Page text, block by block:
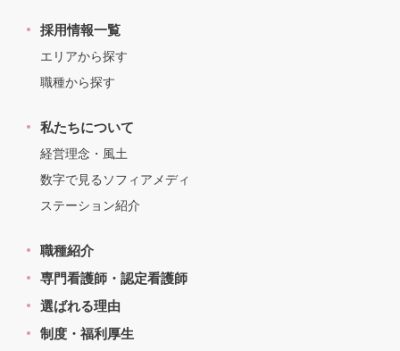
採用情報一覧
エリアから探す
職種から探す
私たちについて
経営理念・風土
数字で見るソフィアメディ
ステーション紹介
職種紹介
専門看護師・認定看護師
選ばれる理由
制度・福利厚生